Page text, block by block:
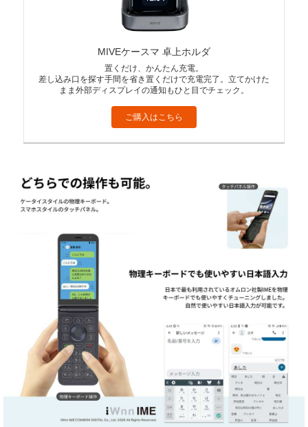
MIVEケースマ 卓上ホルダ
置くだけ、かんたん充電。
差し込み口を探す手間を省き置くだけで充電完了。立てかけた
まま外部ディスプレイの通知もひと目でチェック。
ご購入はこちら